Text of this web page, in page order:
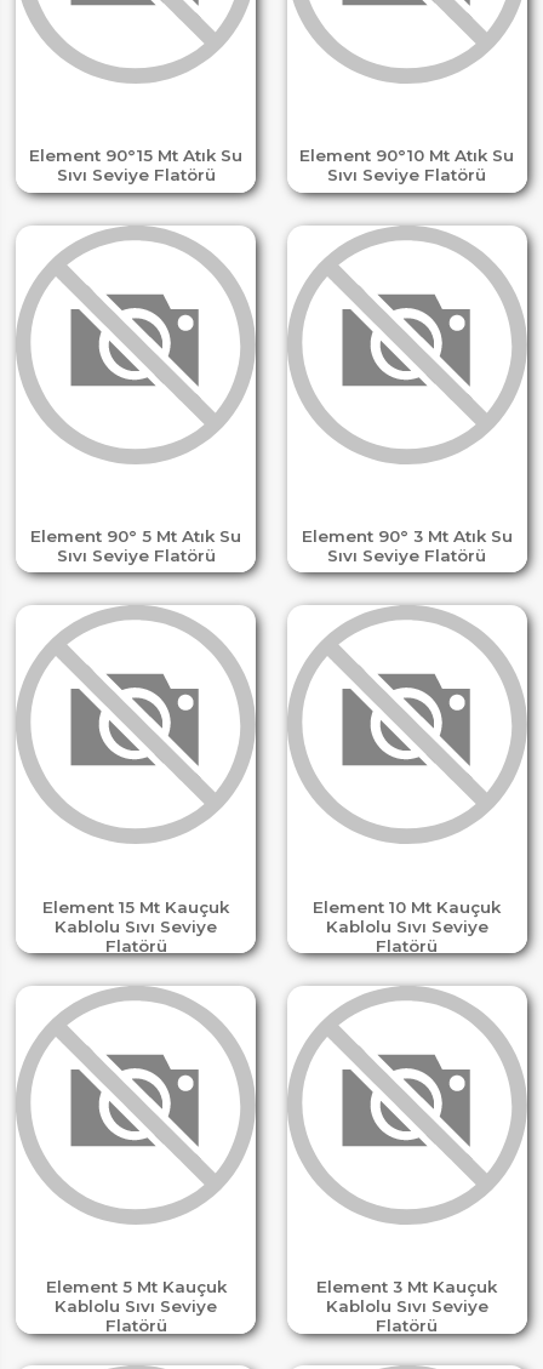
Element 90°15 Mt Atık Su
Sıvı Seviye Flatörü
Element 90°10 Mt Atık Su
Sıvı Seviye Flatörü
Element 90° 5 Mt Atık Su
Sıvı Seviye Flatörü
Element 90° 3 Mt Atık Su
Sıvı Seviye Flatörü
Element 15 Mt Kauçuk
Kablolu Sıvı Seviye
Flatörü
Element 10 Mt Kauçuk
Kablolu Sıvı Seviye
Flatörü
Element 5 Mt Kauçuk
Kablolu Sıvı Seviye
Flatörü
Element 3 Mt Kauçuk
Kablolu Sıvı Seviye
Flatörü